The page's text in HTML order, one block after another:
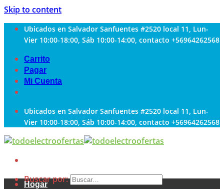
Skip to content
Ubicados en Salvador Sanfuentes #2520 local 11, Lun-
Vier 10:00-18:00, Sáb 10:00-14:00, contacto +56964262568
Carrito
Pagar
Mi Cuenta
Ubicados en Salvador Sanfuentes #2520 local 11, Lun-
Vier 10:00-18:00, Sáb 10:00-14:00, contacto +56964262568
Buscar por:
Hogar